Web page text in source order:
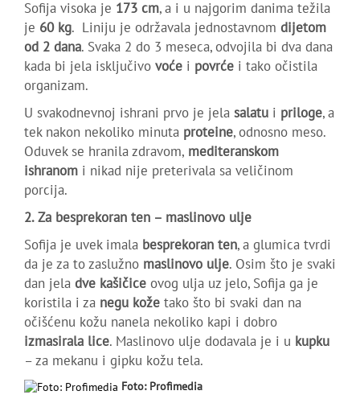
Sofija visoka je 173 cm, a i u najgorim danima težila
je 60 kg. Liniju je održavala jednostavnom dijetom
od 2 dana. Svaka 2 do 3 meseca, odvojila bi dva dana
kada bi jela isključivo voće i povrće i tako očistila
organizam.
U svakodnevnoj ishrani prvo je jela salatu i priloge, a
tek nakon nekoliko minuta proteine, odnosno meso.
Oduvek se hranila zdravom, mediteranskom
ishranom i nikad nije preterivala sa veličinom
porcija.
2. Za besprekoran ten – maslinovo ulje
Sofija je uvek imala besprekoran ten, a glumica tvrdi
da je za to zaslužno maslinovo ulje. Osim što je svaki
dan jela dve kašičice ovog ulja uz jelo, Sofija ga je
koristila i za negu kože tako što bi svaki dan na
očišćenu kožu nanela nekoliko kapi i dobro
izmasirala lice. Maslinovo ulje dodavala je i u kupku
– za mekanu i gipku kožu tela.
Foto: Profimedia